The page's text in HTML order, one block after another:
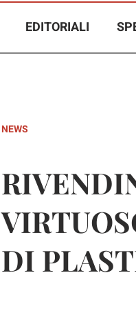
EDITORIALI
NEWS
DI